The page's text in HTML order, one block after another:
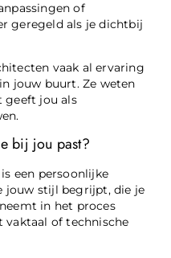
of
geregeld als je dichtbij
vaak al ervaring
jouw buurt. Ze weten
geeft jou als
bij jou past?
een persoonlijke
jouw stijl begrijpt, die je
in het proces
vaktaal of technische